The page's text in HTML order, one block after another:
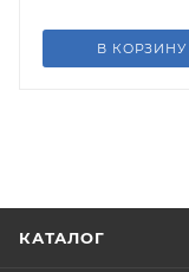
В КОРЗИНУ
КАТАЛОГ